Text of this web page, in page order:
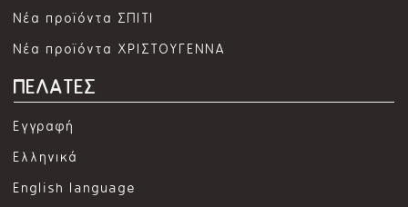
Νέα προϊόντα ΣΠΙΤΙ
Νέα προϊόντα ΧΡΙΣΤΟΥΓΕΝΝΑ
ΠΕΛΑΤΕΣ
Εγγραφή
Ελληνικά
English language